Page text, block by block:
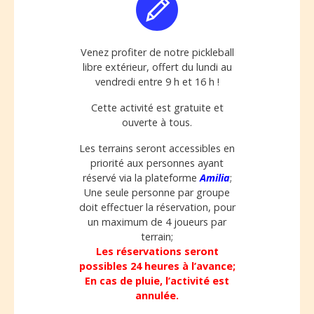
Venez profiter de notre pickleball
libre extérieur, offert du lundi au
vendredi entre 9 h et 16 h !
Cette activité est gratuite et
ouverte à tous.
Les terrains seront accessibles en
priorité aux personnes ayant
réservé via la plateformeAmilia;
Une seule personne par groupe
doit effectuer la réservation, pour
un maximum de 4 joueurs par
terrain;
Les réservations seront
possibles 24 heures à l’avance;
En cas de pluie, l’activité est
annulée.